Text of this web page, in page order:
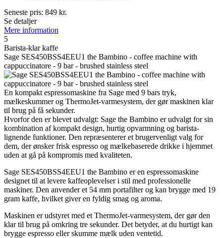
Seneste pris: 849 kr.
Se detaljer
Mere information
5
Barista-klar kaffe
Sage SES450BSS4EEU1 the Bambino - coffee machine with
cappuccinatore - 9 bar - brushed stainless steel
En kompakt espressomaskine fra Sage med 9 bars tryk,
mælkeskummer og ThermoJet-varmesystem, der gør maskinen klar
til brug på få sekunder.
Hvorfor den er blevet udvalgt: Sage the Bambino er udvalgt for sin
kombination af kompakt design, hurtig opvarmning og barista-
lignende funktioner. Den repræsenterer et brugervenligt valg for
dem, der ønsker frisk espresso og mælkebaserede drikke i hjemmet
uden at gå på kompromis med kvaliteten.
Sage SES450BSS4EEU1 the Bambino er en espressomaskine
designet til at levere kaffeoplevelser i stil med professionelle
maskiner. Den anvender et 54 mm portafilter og kan brygge med 19
gram kaffe, hvilket giver en fyldig smag og aroma.
Maskinen er udstyret med et ThermoJet-varmesystem, der gør den
klar til brug på omkring tre sekunder. Det betyder, at du hurtigt kan
brygge espresso eller skumme mælk uden ventetid.